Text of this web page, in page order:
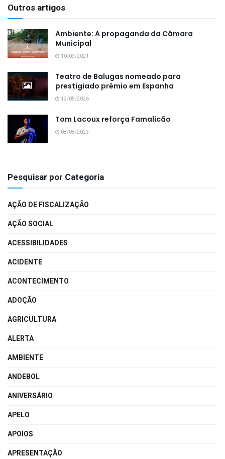
Outros artigos
Ambiente: A propaganda da Câmara
Municipal
10/03/2021
Teatro de Balugas nomeado para
prestigiado prémio em Espanha
12/05/2026
Tom Lacoux reforça Famalicão
08/08/2023
Pesquisar por Categoria
AÇÃO DE FISCALIZAÇÃO
AÇÃO SOCIAL
ACESSIBILIDADES
ACIDENTE
ACONTECIMENTO
ADOÇÃO
AGRICULTURA
ALERTA
AMBIENTE
ANDEBOL
ANIVERSÁRIO
APELO
APOIOS
APRESENTAÇÃO